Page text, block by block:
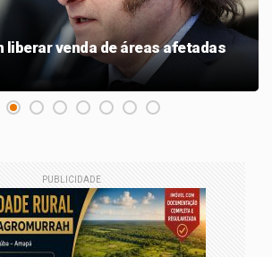
liberar venda de áreas afetadas
PUBLICIDADE